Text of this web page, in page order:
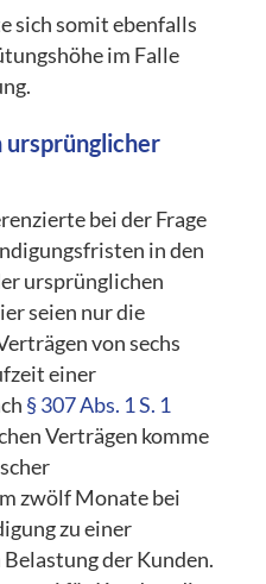
sich somit ebenfalls
im Falle
ursprünglicher
bei der Frage
in den
ursprünglichen
seien nur die
von sechs
einer
§ 307 Abs. 1 S. 1
Verträgen komme
zwölf Monate bei
zu einer
der Kunden.